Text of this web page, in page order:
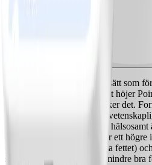
De är uträknade på samma sätt som
Tillsatt socker och mättat fett höjer
protein och omättat fett sänker det.
totala kalorivärdet. Det här
utformat för att guida till ett
guida till att äta mat som har ett
omättat fett (det hälsosamma fettet)
socker och mättat fett (det mindre bra